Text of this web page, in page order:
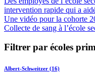
intervention rapide qui a
Une vidéo pour la cohorte
Collecte de sang à l’école
Filtrer par écoles
Albert-Schweitzer (16)